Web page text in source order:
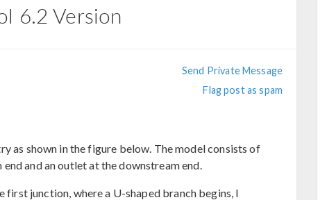
6.2 Version
Send Private Message
Flag post as spam
as shown in the figure below. The model consists of
and an outlet at the downstream end.
junction, where a U-shaped branch begins, I